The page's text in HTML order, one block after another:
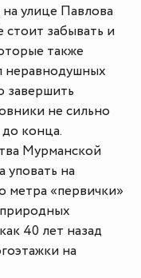
улице Павлова
стоит забывать и
также
неравнодушных
завершить
не сильно
конца.
Мурманской
уповать на
метра «первички»
40 лет назад
на